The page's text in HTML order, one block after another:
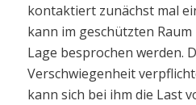
kontaktiert zunächst mal
kann im geschützten
Lage besprochen werden.
Verschwiegenheit
kann sich bei ihm die Last